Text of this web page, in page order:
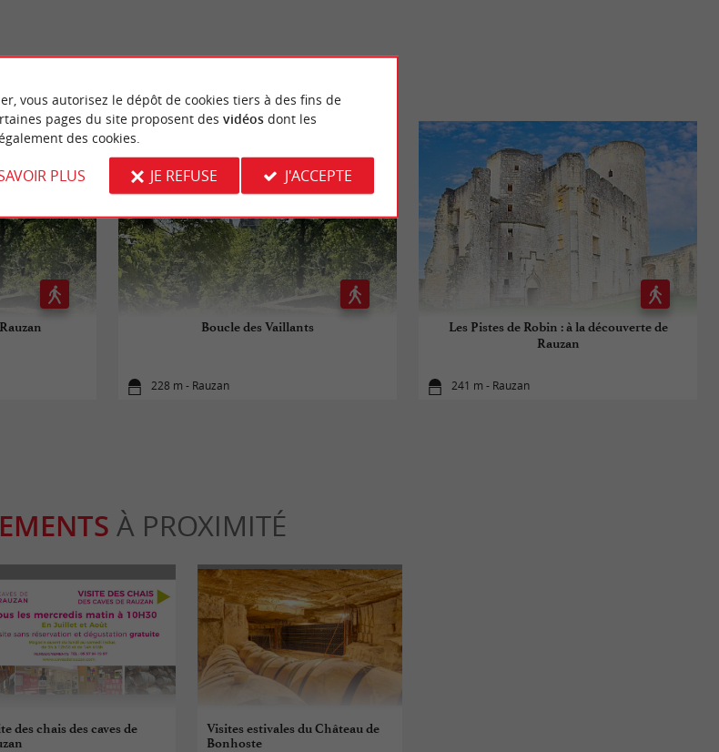
Boucle des Vaillants
228 m - Rauzan
Les Pistes de Robin : à la découverte de
Rauzan
241 m - Rauzan
À PROXIMITÉ
des chais des caves de
Visites estivales du Château de
Bonhoste
vous autorisez le dépôt de cookies tiers à des fins de
pages du site proposent des vidéosdont les
des cookies.
PLUS JE REFUSE J'ACCEPTE